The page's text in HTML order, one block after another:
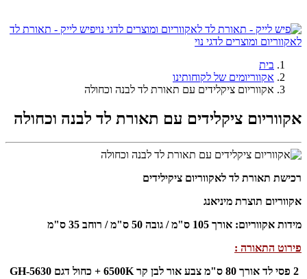
פיש לייק - תאורת לד
לאקווריום ומוצרים לדגי נוי
בית
אקווריומים של לקוחותינו
אקווריום ציקלידים עם תאורת לד לבנה וכחולה
אקווריום ציקלידים עם תאורת לד לבנה וכחולה
רכישת תאורת לד לאקווריום ציקילידים
אקווריום תוצרת מיניאנג
מידות אקווריום: אורך 105 ס"מ / גובה 50 ס"מ / רוחב 35 ס"מ
פירוט התאורה :